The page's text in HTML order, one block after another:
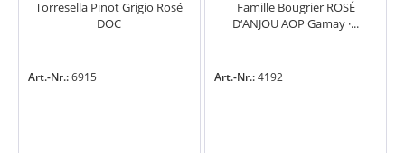
Torresella Pinot Grigio Rosé
DOC
Art.-Nr.:6915
Famille Bougrier ROSÉ
D‘ANJOU AOP Gamay ·...
Art.-Nr.:4192